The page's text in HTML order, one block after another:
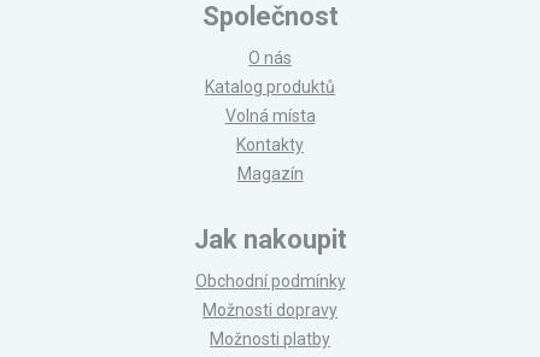
Společnost
O nás
Katalog produktů
Volná místa
Kontakty
Magazín
Jak nakoupit
Obchodní podmínky
Možnosti dopravy
Možnosti platby